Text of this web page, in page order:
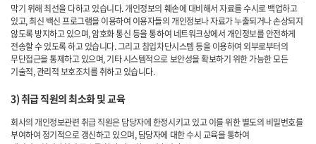
막기 위해 최선을 다하고 있습니다. 개인정보의 훼손에 대비해서 자료를 수시로 백업하고
있고, 최신 백신 프로그램을 이용하여 이용자들의 개인정보나 자료가 누출되거나 손상되지
않도록 방지하고 있으며, 암호화 통신 등을 통하여 네트워크상에서 개인정보를 안전하게
전송할 수 있도록 하고 있습니다. 그리고 침입차단시스템 등을 이용하여 외부로부터의
무단접근을 통제하고 있으며, 기타 시스템적으로 보안성을 확보하기 위한 가능한 모든
기술적, 관리적 보호조치를 취하고 있습니다.
3) 취급 직원의 최소화 및 교육
회사의 개인정보관련 취급 직원은 담당자에 한정시키고 있고 이를 위한 별도의 비밀번호를
부여하여 정기적으로 갱신하고 있으며, 담당자에 대한 수시 교육을 통하여